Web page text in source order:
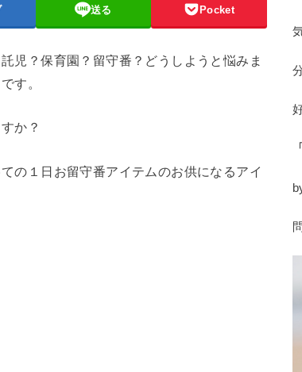
送る Pocket
児？保育園？留守番？どうしようと悩みま
す。
か？
の１日お留守番アイテムのお供になるアイ